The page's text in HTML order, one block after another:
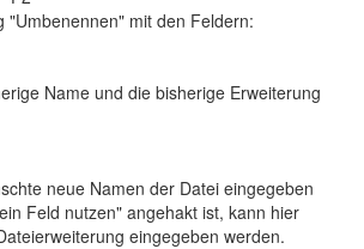
"Umbenennen" mit den Feldern:
Name und die bisherige Erweiterung
neue Namen der Datei eingegeben
Feld nutzen" angehakt ist, kann hier
eingegeben werden.